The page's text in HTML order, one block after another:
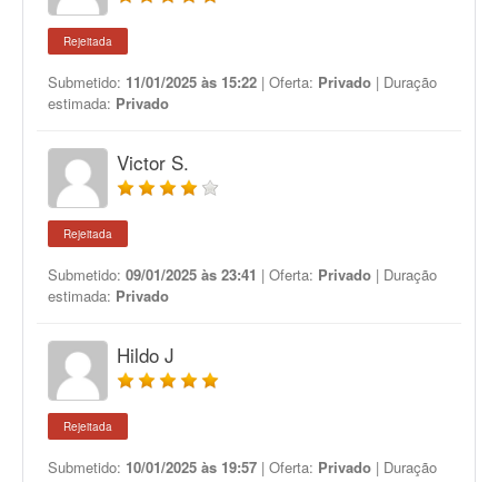
Rejeitada
Submetido: 11/01/2025 às 15:22 | Oferta: Privado | Duração
estimada: Privado
Victor S.
Rejeitada
Submetido: 09/01/2025 às 23:41 | Oferta: Privado | Duração
estimada: Privado
Hildo J
Rejeitada
Submetido: 10/01/2025 às 19:57 | Oferta: Privado | Duração